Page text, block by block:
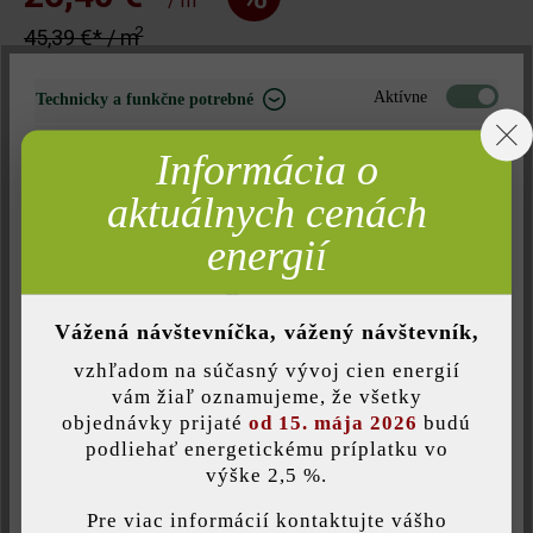
45,39 €* / m2
m 2
23,76 €* 40,85 €*
Poznámka: Množstvo zaokrúhlené nahor vzhľadom na jednotku
Nájdite predajcu vo vašom okolí
Technicky a funkčne potrebné Aktívne
Neaktívne
Komfort (funkčnosť stránky)
Uložiť individuálne nastavenie
Táto webová stránka používa súbory cookie, aby vám ponúkla
Informácia o
aktuálnych cenách
energií
Vážená návštevníčka, vážený návštevník,
vzhľadom na súčasný vývoj cien energií
vám žiaľ oznamujeme, že všetky
objednávky prijaté od 15. mája 2026 budú
podliehať energetickému príplatku vo
výške 2,5 %.
Pre viac informácií kontaktujte vášho